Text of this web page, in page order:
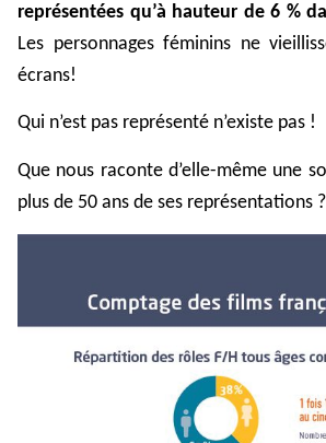
représentées qu’à hauteur de 6 %
Les personnages féminins ne
écrans!
Qui n’est pas représenté n’existe pas !
Que nous raconte d’elle-même une
plus de 50 ans de ses représentations ?